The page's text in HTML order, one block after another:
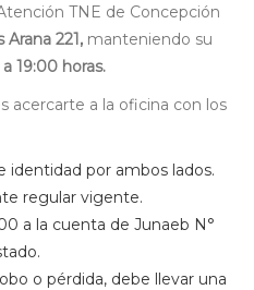
TNE de Concepción
Arana 221, manteniendo su
19:00 horas.
acercarte a la oficina con los
identidad por ambos lados.
regular vigente.
a la cuenta de Junaeb N°
o pérdida, debe llevar una